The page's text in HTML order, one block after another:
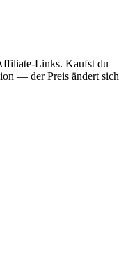
Links. Kaufst du
— der Preis ändert sich